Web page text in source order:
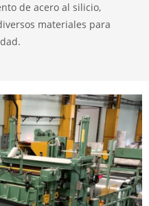
de acero al silicio,
materiales para